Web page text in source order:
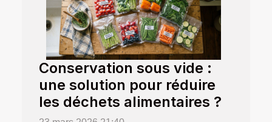
Conservation sous vide :
une solution pour réduire
les déchets alimentaires ?